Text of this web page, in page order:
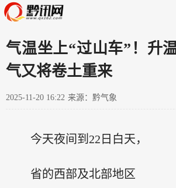
气温坐上“过山车”！升
气又将卷土重来
2025-11-20 16:22 来源：黔气象
今天夜间到22日白天，
省的西部及北部地区